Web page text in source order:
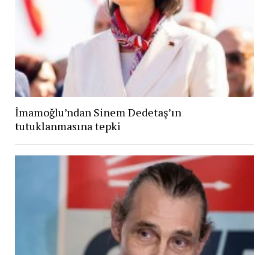
İmamoğlu’ndan Sinem Dedetaş’ın
tutuklanmasına tepki